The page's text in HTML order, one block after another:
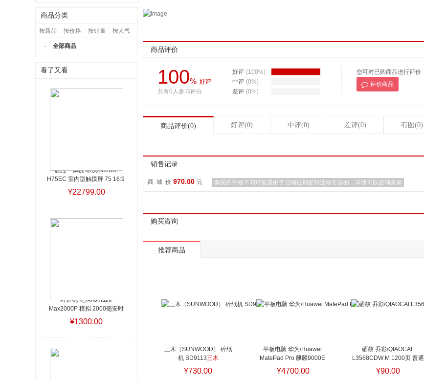
商品评价
100% 好评
共有0人参与评分
好评 (100%)
中评 (0%)
差评 (0%)
您可对已购商品进行评价
评价商品
商品评价(0) 好评(0) 中评(0) 差评(0) 有图(0)
销售记录
商 城 价 970.00 元 购买的价格不同可能是由于店铺往期促销活动引起的，详情可以咨询卖家
购买咨询
推荐商品
三木（SUNWOOD） 碎纸
机 SD9113三木
（SUNWOOD） 碎纸机
SD9113
¥730.00
平板电脑 华为/Huawei
MatePad Pro 麒麟9000E
256GB 12.1英寸 黑色
HarmonyOS 12GB 平板电脑
¥4700.00
硒鼓 乔彩/QIAOCAI
L3568CDW M 1200页 普通
装 通用耗材 红色
彩/QIAOCAI L3568CDW M
¥90.00
商品分类
按新品 按价格 按销量 按人气
- 全部商品
看了又看
触控一体机 希沃/seewo
H75EC 室内型触摸屏 75 16:9
128g 4G 红触控一体机 希
沃/seewo H75EC 室内型触摸
¥22799.00
对讲机 泛腾/fomtalk
Max2000P 模拟 2000毫安时
对讲机 泛腾/fomtalk
Max2000P 模拟 2000毫安时
¥1300.00